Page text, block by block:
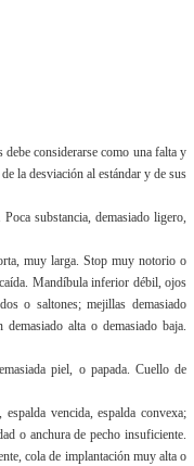
considerarse como una falta y
la desviación al estándar y de sus
substancia, demasiado ligero,
muy larga. Stop muy notorio o
Mandíbula inferior débil, ojos
o saltones; mejillas demasiado
alta o demasiado baja.
piel, o papada. Cuello de
vencida, espalda convexa;
o anchura de pecho insuficiente.
cola de implantación muy alta o